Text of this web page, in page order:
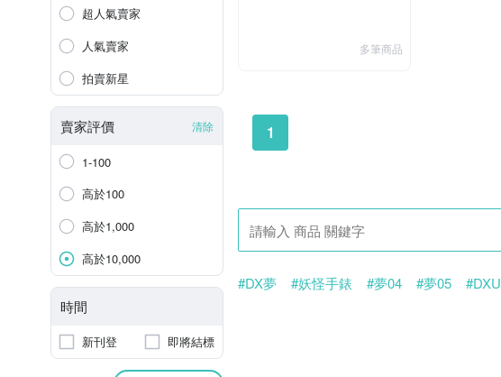
超人氣賣家
人氣賣家
拍賣新星
賣家評價 清除
1-100
高於100
高於1,000
高於10,000
時間
新刊登 即將結標
多筆商品
1
#DX夢 #妖怪手錶 #夢04 #夢05 #DXU